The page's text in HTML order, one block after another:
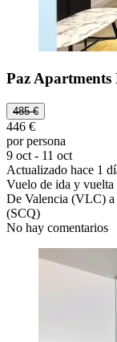
Paz Apartments
485 €
446 €
por persona
9 oct - 11 oct
Actualizado hace 1
Vuelo de ida y vuelta
De Valencia (VLC) a
(SCQ)
No hay comentarios